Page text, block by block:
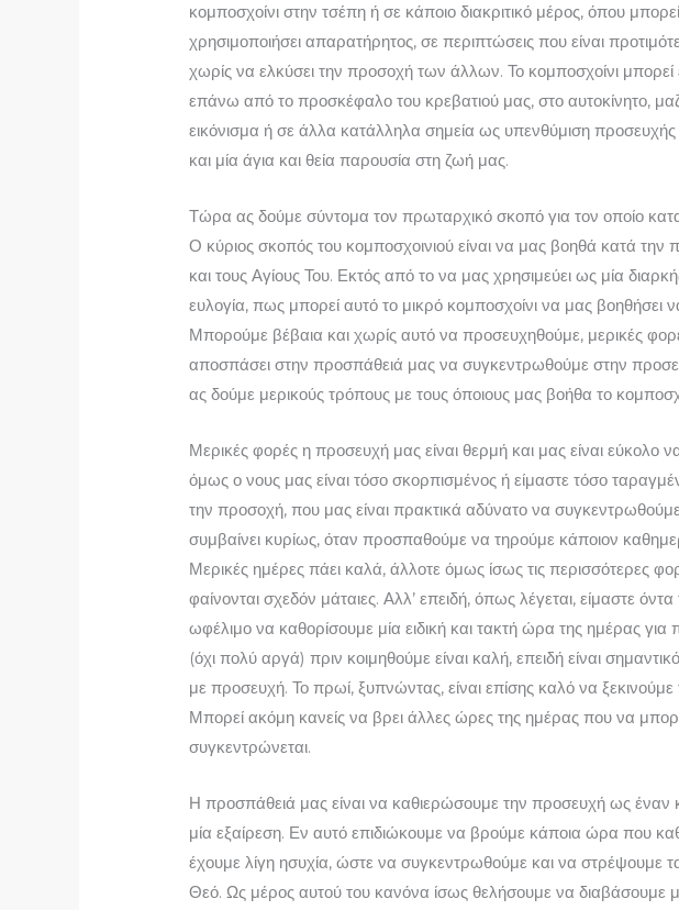
κομποσχοίνι στην τσέπη ή σε κάποιο διακριτικό μέρος, όπου
χρησιμοποιήσει απαρατήρητος, σε περιπτώσεις που είναι
χωρίς να ελκύσει την προσοχή των άλλων. Το κομποσχοίνι μπορεί
επάνω από το προσκέφαλο του κρεβατιού μας, στο αυτοκίνητο,
εικόνισμα ή σε άλλα κατάλληλα σημεία ως υπενθύμιση προσευχής
και μία άγια και θεία πα­ρουσία στη ζωή μας.
Τώρα ας δούμε σύντομα τον πρωταρχικό σκοπό για τον οποίο
Ο κύριος σκοπός του κομποσχοινιού είναι να μας βοηθά κατά
και τους Αγίους Του. Εκτός από το να μας χρησιμεύει ως μία
ευλογία, πως μπορεί αυτό το μικρό κομποσχοίνι να μας βοηθήσει
Μπορούμε βέβαια και χωρίς αυτό να προσευχηθούμε, μερικές
αποσπάσει στην προσπάθειά μας να συγκεντρωθούμε στην
ας δούμε μερικούς τρόπους με τους όποιους μας βοήθα το
Μερικές φορές η προσευχή μας είναι θερμή και μας είναι εύκολο
όμως ο νους μας είναι τόσο σκορπισμένος ή είμαστε τόσο
την προσοχή, που μας είναι πρακτικά αδύνατο να
συμβαίνει κυρίως, όταν προσπαθούμε να τηρούμε κάποιον
Μερικές ημέρες πάει καλά, άλλοτε όμως ίσως τις περισσό­τερες
φαίνο­νται σχεδόν μάταιες. Αλλ’ επειδή, όπως λέγεται, είμαστε όντα
ωφέλιμο να καθορίσουμε μία ειδική και τακτή ώρα της ημέρας
(όχι πολύ αργά) πριν κοιμηθούμε είναι καλή, επειδή είναι
με προσευχή. Το πρωί, ξυπνώντας, είναι επίσης καλό να
Μπορεί ακόμη κανείς να βρει άλλες ώρες της ημέρας που να
συγκεντρώνεται.
Η προσπάθειά μας είναι να καθιερώσουμε την προσευχή ως έναν
μία εξαίρεση. Εν αυτό επιδιώκουμε να βρούμε κάποια ώρα που
έχουμε λίγη ησυχία, ώστε να συγκεντρωθούμε και να στρέψουμε
Θεό. Ως μέρος αυτού του κανόνα ίσως θελήσουμε να διαβάσουμε